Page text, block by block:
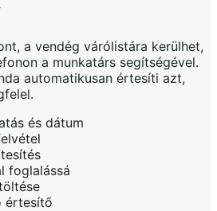
a vendég várólistára kerülhet,
a munkatárs segítségével.
automatikusan értesíti azt,
és dátum
foglalássá
értesítő